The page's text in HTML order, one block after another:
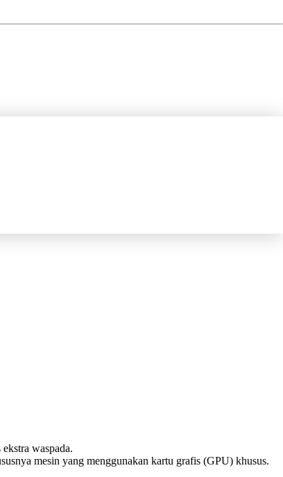
waspada.
mesin yang menggunakan kartu grafis (GPU) khusus.